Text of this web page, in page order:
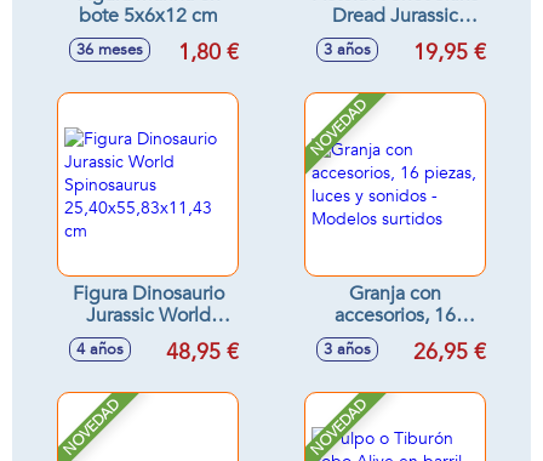
bote 5x6x12 cm
36 meses 1,80 €
Dread Jurassic
World, incluye 12
dardos
3 años 19,95 €
Figura Dinosaurio
Jurassic World
Spinosaurus
25,40x55,83x11,43
4 años 48,95 €
NOVEDAD
Granja con
accesorios, 16
piezas, luces y
sonidos - Modelos
3 años 26,95 €
NOVEDAD NOVEDAD